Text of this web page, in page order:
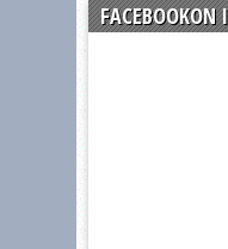
FACEBOOKON